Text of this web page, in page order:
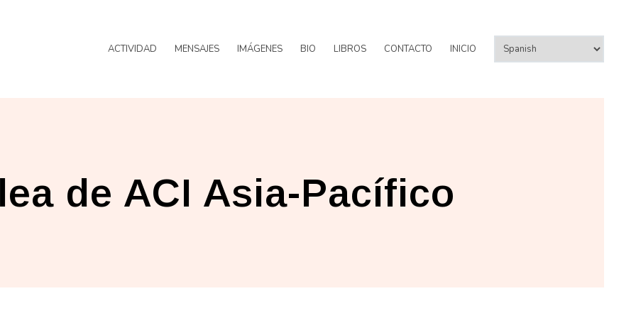
ACTIVIDAD MENSAJES IMÁGENES BIO LIBROS CONTACTO INICIO
de ACI Asia-Pacífico